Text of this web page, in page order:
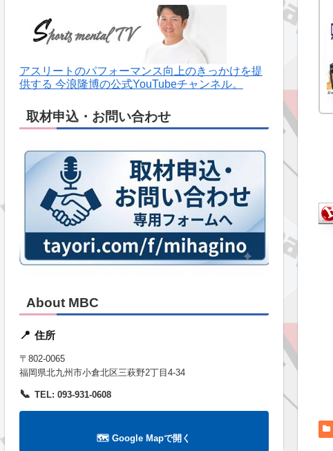
アスリートのパフォーマンス向上のきっかけを提
供する 今浪隆博の公式YouTubeチャンネル。
取材申込・お問い合わせ
About MBC
📍 住所
〒802-0065
福岡県北九州市小倉北区三萩野2丁目4-34
📞 TEL: 093-931-0608
🗺️ Google Mapで開く